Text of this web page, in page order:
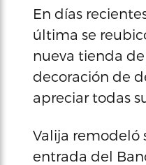
En días
última se
nueva tienda
decoración de
apreciar todas
Valija remodeló
entrada del